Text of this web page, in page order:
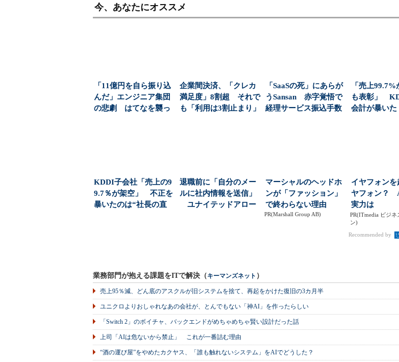
今、あなたにオススメ
「11億円を自ら振り込
んだ」エンジニア集団
の悲劇 はてなを襲っ
企業間決済、「クレカ
満足度」8割超 それで
も「利用は3割止まり」
「SaaSの死」にあらが
うSansan 赤字覚悟で
経理サービス振込手数
「売上
も表彰」
会計が暴いた
KDDI子会社「売上の9
9.7％が架空」 不正を
暴いたのは“社長の直
退職前に「自分のメー
ルに社内情報を送信」
ユナイテッドアロー
マーシャルのヘッドホ
ンが「ファッション」
で終わらない理由
PR(Marshall Group AB)
イヤフォンを
ヤフォン？
実力は
PR(ITmedia ビジネ
ン)
Recommended by
業務部門が抱える課題をITで解決（キーマンズネット ）
売上95％減、どん底のアスクルが旧システムを捨て、再起をかけた復旧の3カ月半
ユニクロよりおしゃれなあの会社が、とんでもない「神AI」を作ったらしい
「Switch 2」のボイチャ、バックエンドがめちゃめちゃ賢い設計だった話
上司「AIは危ないから禁止」 これが一番詰む理由
“酒の運び屋”をやめたカクヤス、「誰も触れないシステム」をAIでどうした？